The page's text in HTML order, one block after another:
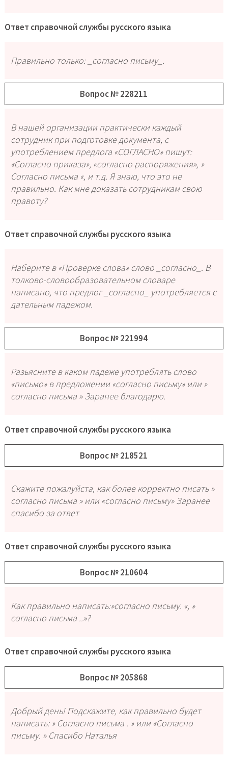
Ответ справочной службы русского языка
Правильно только: _согласно письму_.
Вопрос № 228211
В нашей организации практически каждый
сотрудник при подготовке документа, с
употреблением предлога «СОГЛАСНО» пишут:
«Согласно приказа», «согласно распоряжения», »
Согласно письма «, и т.д. Я знаю, что это не
правильно. Как мне доказать сотрудникам свою
правоту?
Ответ справочной службы русского языка
Наберите в «Проверке слова» слово _согласно_. В
толково-словообразовательном словаре
написано, что предлог _согласно_ употребляется с
дательным падежом.
Вопрос № 221994
Разьясните в каком падеже употреблять слово
«письмо» в предложении «согласно письму» или »
согласно письма » Заранее благодарю.
Ответ справочной службы русского языка
Вопрос № 218521
Скажите пожалуйста, как более корректно писать »
согласно письма » или «согласно письму» Заранее
спасибо за ответ
Ответ справочной службы русского языка
Вопрос № 210604
Как правильно написать:»согласно письму. «, »
согласно письма ..»?
Ответ справочной службы русского языка
Вопрос № 205868
Добрый день! Подскажите, как правильно будет
написать: » Согласно письма . » или «Согласно
письму. » Спасибо Наталья